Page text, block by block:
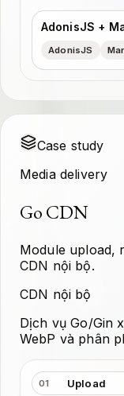
AdonisJS +
AdonisJS
Case study
Media delivery
Go CDN
Module upload,
CDN nội bộ.
CDN nội bộ
Dịch vụ Go/Gin
WebP và phân
01 Upload